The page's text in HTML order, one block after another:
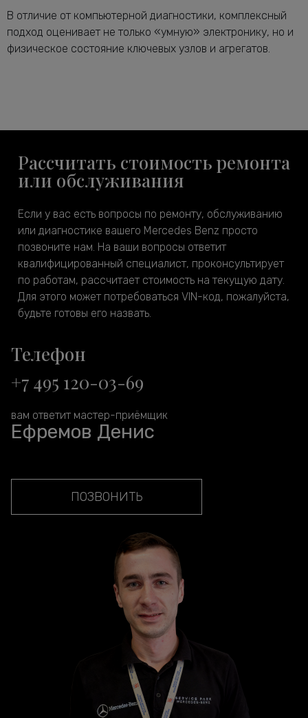
В отличие от компьютерной диагностики, комплексный
подход оценивает не только «умную» электронику, но и
физическое состояние ключевых узлов и агрегатов.
Рассчитать стоимость ремонта
или обслуживания
Если у вас есть вопросы по ремонту, обслуживанию
или диагностике вашего Mercedes Benz просто
позвоните нам. На ваши вопросы ответит
квалифицированный специалист, проконсультирует
по работам, рассчитает стоимость на текущую дату.
Для этого может потребоваться VIN-код, пожалуйста,
будьте готовы его назвать.
Телефон
+7 495 120-03-69
вам ответит мастер-приёмщик
Ефремов Денис
ПОЗВОНИТЬ